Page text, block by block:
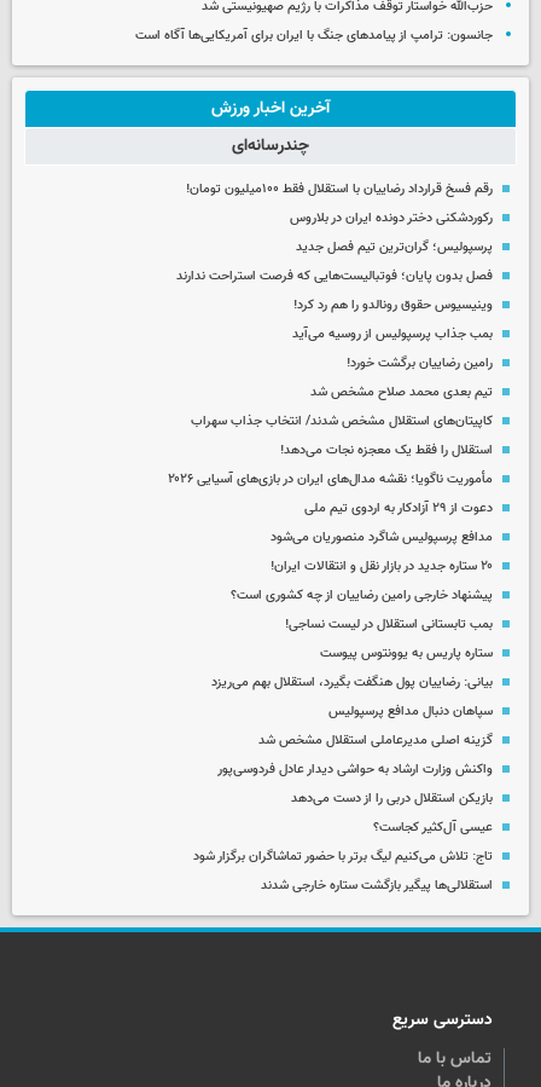
حزب‌الله خواستار توقف مذاکرات با رژیم صهیونیستی شد
جانسون: ترامپ از پیامدهای جنگ با ایران برای آمریکایی‌ها آگاه است
آخرین اخبار ورزش
چندرسانه‌ای
رقم فسخ قرارداد رضاییان با استقلال فقط ۱۰۰میلیون تومان!
رکوردشکنی دختر دونده ایران در بلاروس
پرسپولیس؛ گران‌ترین تیم فصل جدید
فصل بدون پایان؛ فوتبالیست‌هایی که فرصت استراحت ندارند
وینیسیوس حقوق رونالدو را هم رد کرد!
بمب جذاب پرسپولیس از روسیه می‌آید
رامین رضاییان برگشت خورد!
تیم بعدی محمد صلاح مشخص شد
کاپیتان‌های استقلال مشخص شدند/ انتخاب جذاب سهراب
استقلال را فقط یک معجزه نجات می‌دهد!
مأموریت ناگویا؛ نقشه مدال‌های ایران در بازی‌های آسیایی ۲۰۲۶
دعوت از ۲۹ آزادکار به اردوی تیم ملی
مدافع پرسپولیس شاگرد منصوریان می‌شود
۲۰ ستاره جدید در بازار نقل و انتقالات ایران!
پیشنهاد خارجی رامین رضاییان از چه کشوری است؟
بمب تابستانی استقلال در لیست نساجی!
ستاره پاریس به یوونتوس پیوست
بیانی: رضاییان پول هنگفت بگیرد، استقلال بهم می‌ریزد
سپاهان دنبال مدافع پرسپولیس
گزینه اصلی مدیرعاملی استقلال مشخص شد
واکنش وزارت ارشاد به حواشی دیدار عادل فردوسی‌پور
بازیکن استقلال دربی را از دست می‌دهد
عیسی آل‌کثیر کجاست؟
تاج: تلاش می‌کنیم لیگ برتر با حضور تماشاگران برگزار شود
استقلالی‌ها پیگیر بازگشت ستاره خارجی شدند
دسترسی سریع
تماس با ما